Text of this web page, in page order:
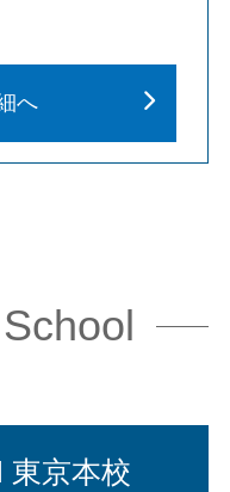
へ
東京本校